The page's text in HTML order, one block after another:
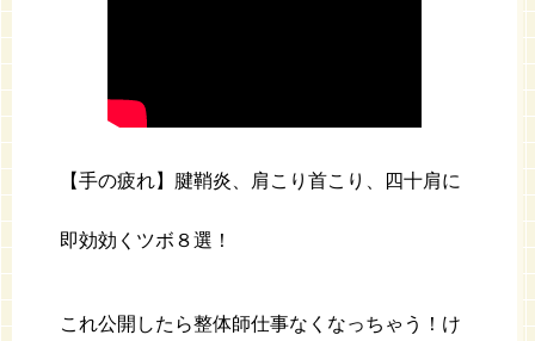
【手の疲れ】腱鞘炎、肩こり首こり、四十肩に
即効効くツボ８選！
これ公開したら整体師仕事なくなっちゃう！け